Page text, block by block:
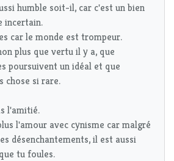
humble soit-il, car c'est un bien
incertain.
car le monde est trompeur.
plus que vertu il y a, que
poursuivent un idéal et que
chose si rare.
l'amitié.
l'amour avec cynisme car malgré
désenchantements, il est aussi
tu foules.